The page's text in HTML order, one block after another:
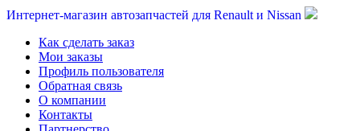
Интернет-магазин автозапчастей для Renault и Nissan
Как сделать заказ
Мои заказы
Профиль пользователя
Обратная связь
О компании
Контакты